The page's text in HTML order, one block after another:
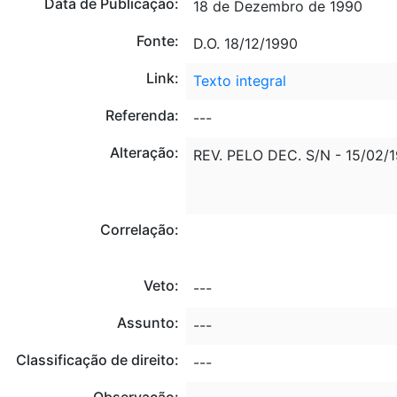
18 de Dezembro de 1990
Fonte:
D.O. 18/12/1990
Link:
Texto integral
Referenda:
---
Alteração:
REV. PELO DEC. S/N - 15/02/
Correlação:
Veto:
---
Assunto:
---
Classificação de direito:
---